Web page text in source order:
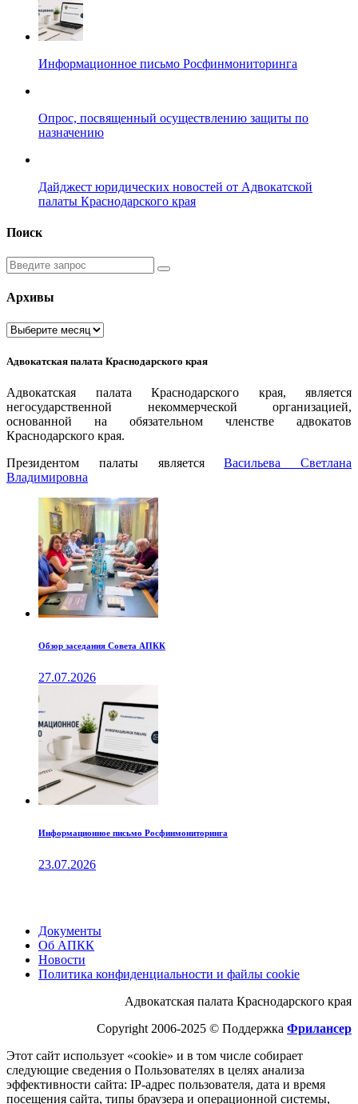
Информационное письмо Росфинмониторинга
Опрос, посвященный осуществлению защиты по
назначению
Дайджест юридических новостей от Адвокатской
палаты Краснодарского края
Поиск
Введите
запрос
Архивы
Архивы
Адвокатская палата Краснодарского края
Адвокатская палата Краснодарского края, является
негосударственной некоммерческой организацией,
основанной на обязательном членстве адвокатов
Краснодарского края.
Президентом палаты являетсяВаcильева Светлана
Владимировна
Обзор заседания Совета АПКК
27.07.2026
Информационное письмо Росфинмониторинга
23.07.2026
Документы
Об АПКК
Новости
Политика конфиденциальности и файлы cookie
Адвокатская палата Краснодарского края
Copyright 2006-2025 © Поддержка Фрилансер
Этот cайт использует «cookie» и в том числе собирает
следующие сведения о Пользователях в целях анализа
эффективности cайта: IP-адрес пользователя, дата и время
посещения cайта, типы браузера и операционной системы,